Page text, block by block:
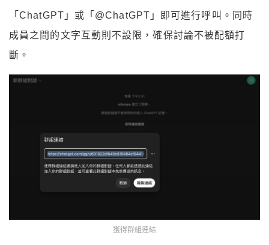
「ChatGPT」或「@ChatGPT」即可進行呼叫。同時
成員之間的文字互動則不設限，確保討論不被配額打
斷。
獲得群組連結